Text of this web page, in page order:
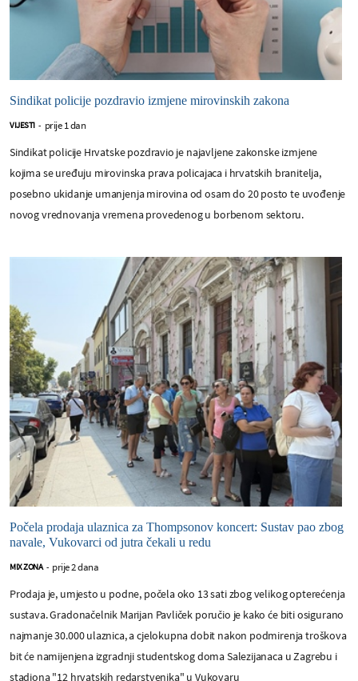
Sindikat policije pozdravio izmjene mirovinskih zakona
VIJESTI - prije 1 dan
Sindikat policije Hrvatske pozdravio je najavljene zakonske izmjene
kojima se uređuju mirovinska prava policajaca i hrvatskih branitelja,
posebno ukidanje umanjenja mirovina od osam do 20 posto te uvođenje
novog vrednovanja vremena provedenog u borbenom sektoru.
Počela prodaja ulaznica za Thompsonov koncert: Sustav pao zbog
navale, Vukovarci od jutra čekali u redu
MIX ZONA - prije 2 dana
Prodaja je, umjesto u podne, počela oko 13 sati zbog velikog opterećenja
sustava. Gradonačelnik Marijan Pavliček poručio je kako će biti osigurano
najmanje 30.000 ulaznica, a cjelokupna dobit nakon podmirenja troškova
bit će namijenjena izgradnji studentskog doma Salezijanaca u Zagrebu i
stadiona "12 hrvatskih redarstvenika" u Vukovaru